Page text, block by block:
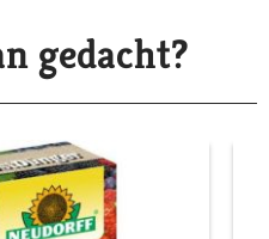
gedacht?